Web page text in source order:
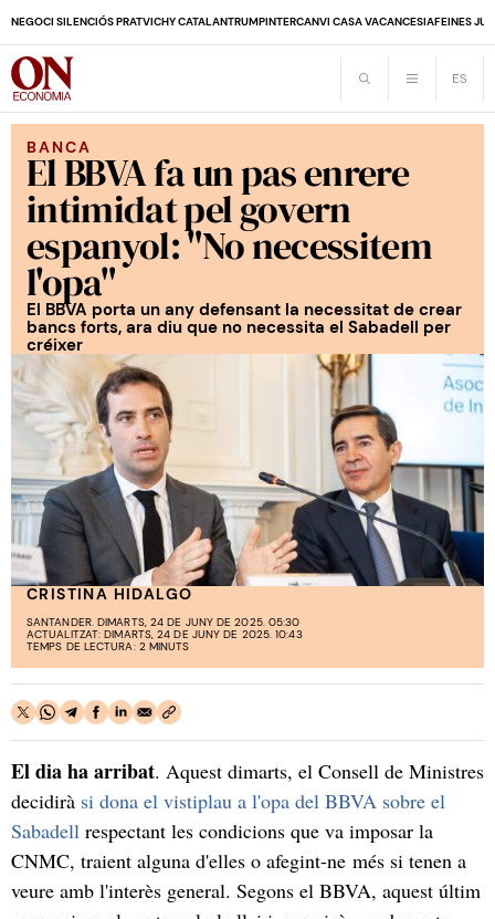
NEGOCI SILENCIÓS PRATVICHY CATALANTRUMPINTERCANVI CASA VACANCESIAFEINES
BANCA
El BBVA fa un pas enrere
intimidat pel govern
espanyol: "No necessitem
l'opa"
El BBVA porta un any defensant la necessitat de crear
bancs forts, ara diu que no necessita el Sabadell per
créixer
CRISTINA HIDALGO
SANTANDER. DIMARTS, 24 DE JUNY DE 2025. 05:30
ACTUALITZAT: DIMARTS, 24 DE JUNY DE 2025. 10:43
TEMPS DE LECTURA: 2 MINUTS
El dia ha arribat. Aquest dimarts, el Consell de Ministres
decidirà si dona el vistiplau a l'opa del BBVA sobre el
Sabadell respectant les condicions que va imposar la
CNMC, traient alguna d'elles o afegint-ne més si tenen a
veure amb l'interès general. Segons el BBVA, aquest últim